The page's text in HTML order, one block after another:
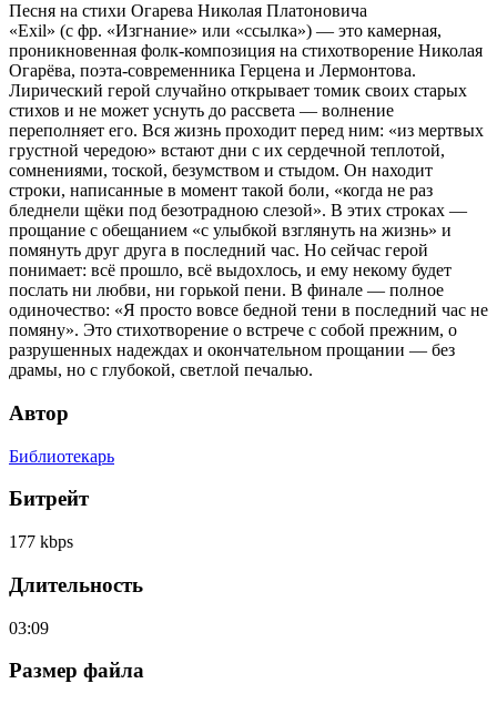
Песня на стихи Огарева Николая Платоновича
«Exil» (с фр. «Изгнание» или «ссылка») — это камерная,
проникновенная фолк-композиция на стихотворение Николая
Огарёва, поэта-современника Герцена и Лермонтова.
Лирический герой случайно открывает томик своих старых
стихов и не может уснуть до рассвета — волнение
переполняет его. Вся жизнь проходит перед ним: «из мертвых
грустной чередою» встают дни с их сердечной теплотой,
сомнениями, тоской, безумством и стыдом. Он находит
строки, написанные в момент такой боли, «когда не раз
бледнели щёки под безотрадною слезой». В этих строках —
прощание с обещанием «с улыбкой взглянуть на жизнь» и
помянуть друг друга в последний час. Но сейчас герой
понимает: всё прошло, всё выдохлось, и ему некому будет
послать ни любви, ни горькой пени. В финале — полное
одиночество: «Я просто вовсе бедной тени в последний час не
помяну». Это стихотворение о встрече с собой прежним, о
разрушенных надеждах и окончательном прощании — без
драмы, но с глубокой, светлой печалью.
Автор
Библиотекарь
Битрейт
177 kbps
Длительность
03:09
Размер файла